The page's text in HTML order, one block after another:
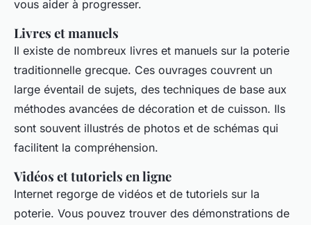
vous aider à progresser.
Livres et manuels
Il existe de nombreux livres et manuels sur la poterie
traditionnelle grecque. Ces ouvrages couvrent un
large éventail de sujets, des techniques de base aux
méthodes avancées de décoration et de cuisson. Ils
sont souvent illustrés de photos et de schémas qui
facilitent la compréhension.
Vidéos et tutoriels en ligne
Internet regorge de vidéos et de tutoriels sur la
poterie. Vous pouvez trouver des démonstrations de